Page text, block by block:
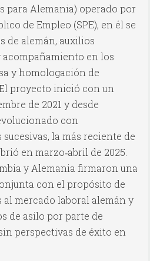
para Alemania) operado por
de Empleo (SPE), en él se
de alemán, auxilios
en los
y homologación de
proyecto inició con un
de 2021 y desde
con
la más reciente de
en marzo‑abril de 2025.
y Alemania firmaron una
con el propósito de
al mercado laboral alemán y
de asilo por parte de
perspectivas de éxito en